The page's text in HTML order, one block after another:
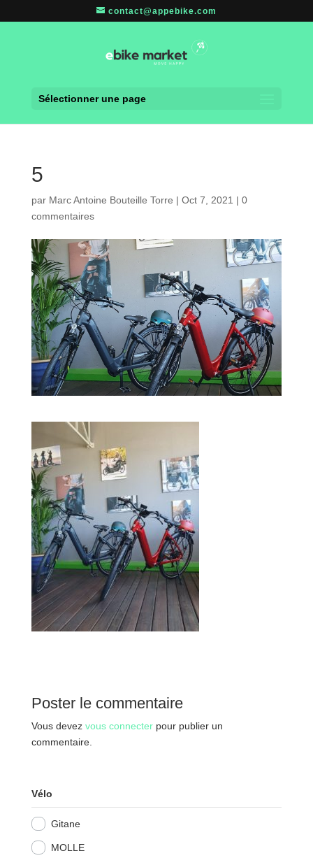
contact@appebike.com
Sélectionner une page
5
par Marc Antoine Bouteille Torre | Oct 7, 2021 | 0
commentaires
Poster le commentaire
Vous devez vous connecterpour publier un
commentaire.
Vélo
Gitane
MOLLE